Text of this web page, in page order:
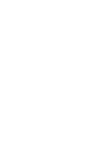
to help us analyze